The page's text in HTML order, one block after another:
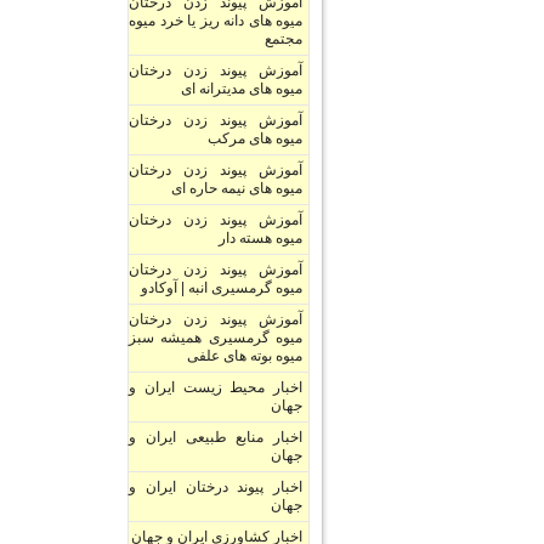
میوه های دانه ریز یا خرد میوه
مجتمع
آموزش پیوند زدن درختان
میوه های مدیترانه ای
آموزش پیوند زدن درختان
میوه های مرکب
آموزش پیوند زدن درختان
میوه های نیمه حاره ای
آموزش پیوند زدن درختان
میوه هسته دار
آموزش پیوند زدن درختان
میوه گرمسیری انبه | آوکادو
آموزش پیوند زدن درختان
میوه گرمسیری همیشه سبز
میوه بوته های علفی
اخبار محیط زیست ایران و
جهان
اخبار منابع طبیعی ایران و
جهان
اخبار پیوند درختان ایران و
جهان
اخبار کشاورزی ایران و جهان